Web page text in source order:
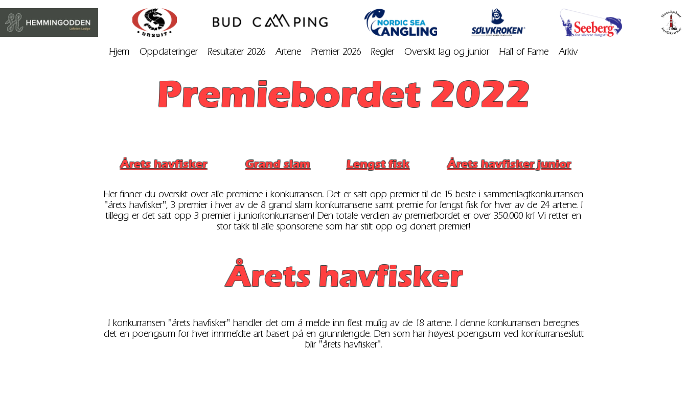
Hjem Oppdateringer Resultater 2026 Artene Premier 2026 Regler Oversikt lag og junior Hall of Fame Arkiv
Premiebordet 2022
Årets havfisker Grand slam Lengst fisk Årets havfisker junior
Her finner du oversikt over alle premiene i konkurransen. Det er satt opp premier til de 15 beste i sammenlagtkonkurransen
"årets havfisker", 3 premier i hver av de 8 grand slam konkurransene samt premie for lengst fisk for hver av de 24 artene. I
tillegg er det satt opp 3 premier i juniorkonkurransen! Den totale verdien av premierbordet er over 350.000 kr! Vi retter en
stor takk til alle sponsorene som har stilt opp og donert premier!
Årets havfisker
I konkurransen "årets havfisker" handler det om å melde inn flest mulig av de 18 artene. I denne konkurransen beregnes
det en poengsum for hver innmeldte art basert på en grunnlengde. Den som har høyest poengsum ved konkurranseslutt
blir "årets havfisker".